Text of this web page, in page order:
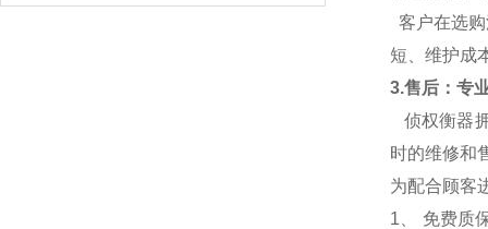
客户在选
短、维护成
3.售后：专
侦权衡器
时的维修和
为配合顾客
1 、 免费